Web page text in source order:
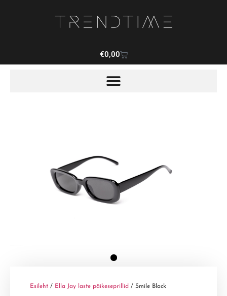
€0,00
Esileht / Ella Jay laste päikeseprillid / Smile Black